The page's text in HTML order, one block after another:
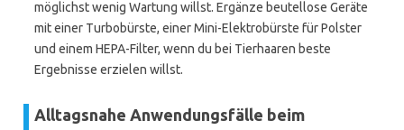
möglichst wenig Wartung willst. Ergänze beutellose Geräte
mit einer Turbobürste, einer Mini-Elektrobürste für Polster
und einem HEPA-Filter, wenn du bei Tierhaaren beste
Ergebnisse erzielen willst.
Alltagsnahe Anwendungsfälle beim